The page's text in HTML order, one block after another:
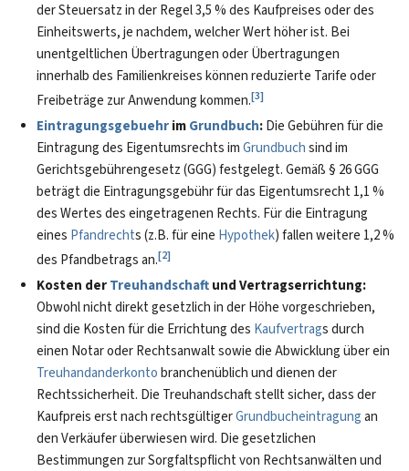
der Steuersatz in der Regel 3,5 % des Kaufpreises oder des
Einheitswerts, je nachdem, welcher Wert höher ist. Bei
unentgeltlichen Übertragungen oder Übertragungen
innerhalb des Familienkreises können reduzierte Tarife oder
Freibeträge zur Anwendung kommen.[3]
EintragungsgebuehrimGrundbuch:Die Gebühren für die
Eintragung des Eigentumsrechts imGrundbuchsind im
Gerichtsgebührengesetz (GGG) festgelegt. Gemäß § 26 GGG
beträgt die Eintragungsgebühr für das Eigentumsrecht 1,1 %
des Wertes des eingetragenen Rechts. Für die Eintragung
eines Pfandrechts (z.B. für eine Hypothek) fallen weitere 1,2 %
des Pfandbetrags an.[2]
Kosten derTreuhandschaftund Vertragserrichtung:
Obwohl nicht direkt gesetzlich in der Höhe vorgeschrieben,
sind die Kosten für die Errichtung des Kaufvertrags durch
einen Notar oder Rechtsanwalt sowie die Abwicklung über ein
Treuhandanderkontobranchenüblich und dienen der
Rechtssicherheit. Die Treuhandschaft stellt sicher, dass der
Kaufpreis erst nach rechtsgültigerGrundbucheintragungan
den Verkäufer überwiesen wird. Die gesetzlichen
Bestimmungen zur Sorgfaltspflicht von Rechtsanwälten und